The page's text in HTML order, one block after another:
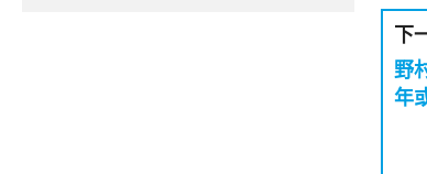
下
野
年